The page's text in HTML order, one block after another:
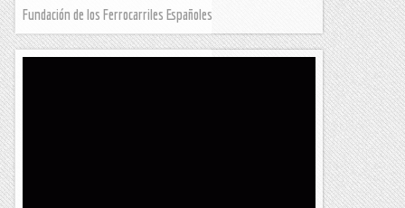
Fundación de los Ferrocarriles Españoles